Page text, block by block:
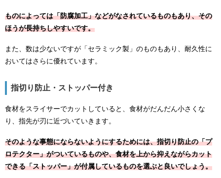
ものによっては「防腐加工」などがなされているものもあり、その
ほうが長持ちしやすいです。
また、数は少ないですが「セラミック製」のものもあり、耐久性に
おいてはさらに優れています。
指切り防止・ストッパー付き
食材をスライサーでカットしていると、食材がだんだん小さくな
り、指先が刃に近づいていきます。
そのような事態にならないようにするためには、指切り防止の「プ
ロテクター」がついているものや、食材を上から抑えながらカット
できる「ストッパー」が付属しているものを選ぶと良いでしょう。